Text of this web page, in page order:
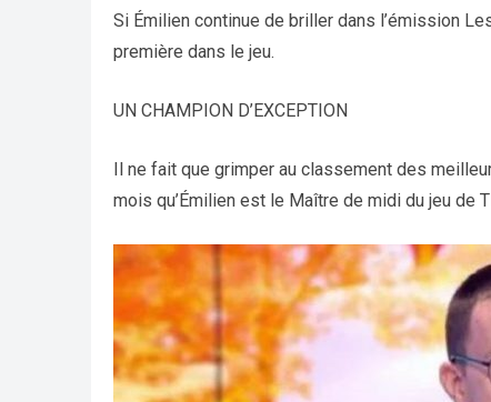
Si Émilien continue de briller dans l’émission
première dans le jeu.
UN CHAMPION D’EXCEPTION
Il ne fait que grimper au classement des
mois qu’Émilien est le Maître de midi du jeu de